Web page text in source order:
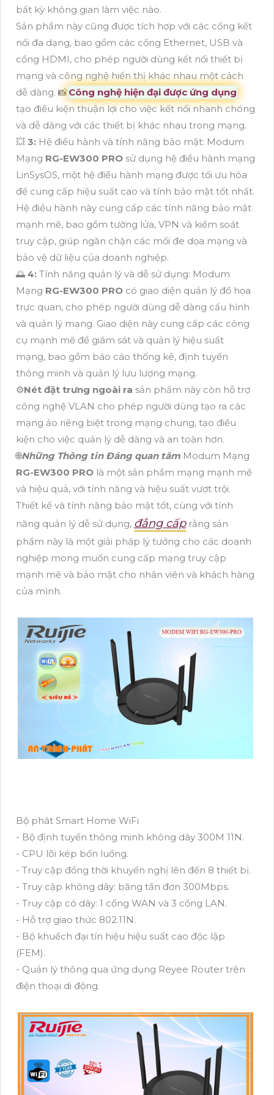
bất kỳ không gian làm việc nào.
Sản phẩm này cũng được tích hợp với các cổng kết
nối đa dạng, bao gồm các cổng Ethernet, USB và
cổng HDMI, cho phép người dùng kết nối thiết bị
mạng và công nghệ hiển thị khác nhau một cách
dễ dàng. 📸Công nghệ hiện đại được ứng dụng
tạo điều kiện thuận lợi cho việc kết nối nhanh chóng
và dễ dàng với các thiết bị khác nhau trong mạng.
💥 3: Hệ điều hành và tính năng bảo mật: Modum
Mạng RG-EW300 PRO sử dụng hệ điều hành mạng
LinSysOS, một hệ điều hành mạng được tối ưu hóa
để cung cấp hiệu suất cao và tính bảo mật tốt nhất.
Hệ điều hành này cung cấp các tính năng bảo mật
mạnh mẽ, bao gồm tường lửa, VPN và kiểm soát
truy cập, giúp ngăn chặn các mối đe dọa mạng và
bảo vệ dữ liệu của doanh nghiệp.
🌅 4: Tính năng quản lý và dễ sử dụng: Modum
Mạng RG-EW300 PRO có giao diện quản lý đồ họa
trực quan, cho phép người dùng dễ dàng cấu hình
và quản lý mạng. Giao diện này cung cấp các công
cụ mạnh mẽ để giám sát và quản lý hiệu suất
mạng, bao gồm báo cáo thống kê, định tuyến
thông minh và quản lý lưu lượng mạng.
⚙Nét đặt trưng ngoài ra sản phẩm này còn hỗ trợ
công nghệ VLAN cho phép người dùng tạo ra các
mạng ảo riêng biệt trong mạng chung, tạo điều
kiện cho việc quản lý dễ dàng và an toàn hơn.
🌐Những Thông tin Đáng quan tâm Modum Mạng
RG-EW300 PRO là một sản phẩm mạng mạnh mẽ
và hiệu quả, với tính năng và hiệu suất vượt trội.
Thiết kế và tính năng bảo mật tốt, cùng với tính
năng quản lý dễ sử dụng, đẳng cấprằng sản
phẩm này là một giải pháp lý tưởng cho các doanh
nghiệp mong muốn cung cấp mạng truy cập
mạnh mẽ và bảo mật cho nhân viên và khách hàng
của mình.
Bộ phát Smart Home WiFi
- Bộ định tuyến thông minh không dây 300M 11N.
- CPU lõi kép bốn luồng.
- Truy cập đồng thời khuyến nghị lên đến 8 thiết bị.
- Truy cập không dây: băng tần đơn 300Mbps.
- Truy cập có dây: 1 cổng WAN và 3 cổng LAN.
- Hỗ trợ giao thức 802.11N.
- Bộ khuếch đại tín hiệu hiệu suất cao độc lập
(FEM).
- Quản lý thông qua ứng dụng Reyee Router trên
điện thoại di động.